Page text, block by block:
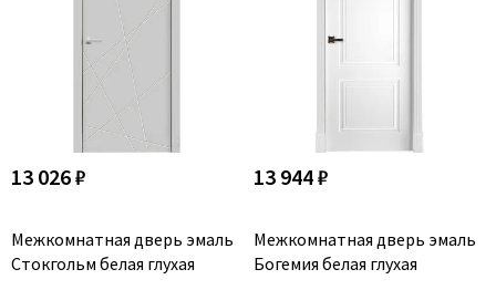
13 026 ₽
Межкомнатная дверь эмаль
Стокгольм белая глухая
13 944 ₽
Межкомнатная дверь эмаль
Богемия белая глухая